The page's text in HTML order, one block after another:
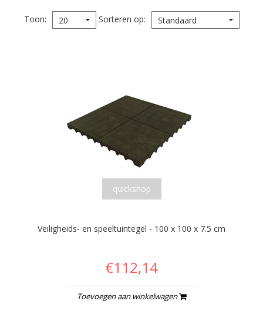
Toon 20 Sorteren op Standaard
quickshop
Veiligheids- en speeltuintegel - 100 x 100 x 7.5 cm
€112,14
Toevoegen aan winkelwagen